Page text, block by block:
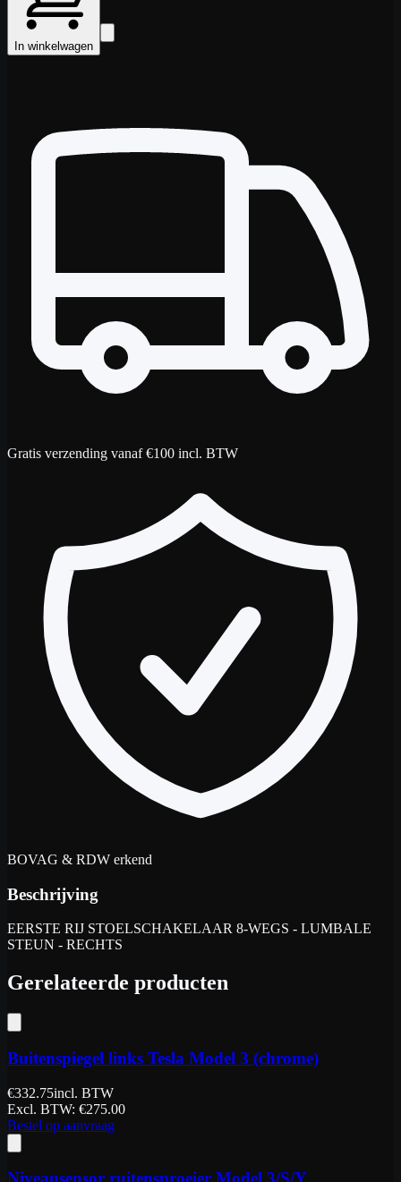
In winkelwagen
Gratis verzending vanaf €100 incl. BTW
BOVAG & RDW erkend
Beschrijving
EERSTE RIJ STOELSCHAKELAAR 8-WEGS - LUMBALE
STEUN - RECHTS
Gerelateerde producten
Buitenspiegel links Tesla Model 3 (chrome)
€332.75incl. BTW
Excl. BTW: €275.00
Bestel op aanvraag
Niveausensor ruitensproeier Model 3/S/Y